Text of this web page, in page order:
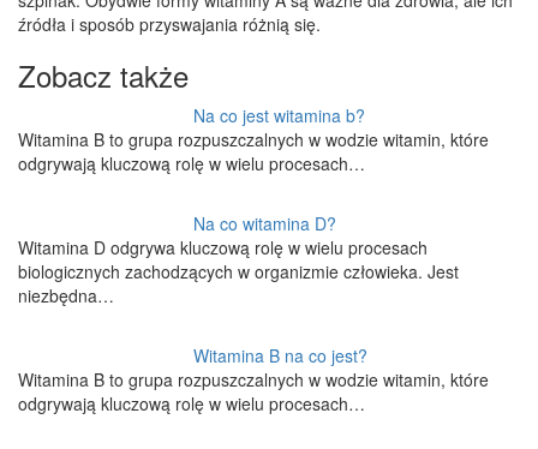
źródła i sposób przyswajania różnią się.
Zobacz także
Na co jest witamina b?
Witamina B to grupa rozpuszczalnych w wodzie witamin, które
odgrywają kluczową rolę w wielu procesach…
Na co witamina D?
Witamina D odgrywa kluczową rolę w wielu procesach
biologicznych zachodzących w organizmie człowieka. Jest
niezbędna…
Witamina B na co jest?
Witamina B to grupa rozpuszczalnych w wodzie witamin, które
odgrywają kluczową rolę w wielu procesach…